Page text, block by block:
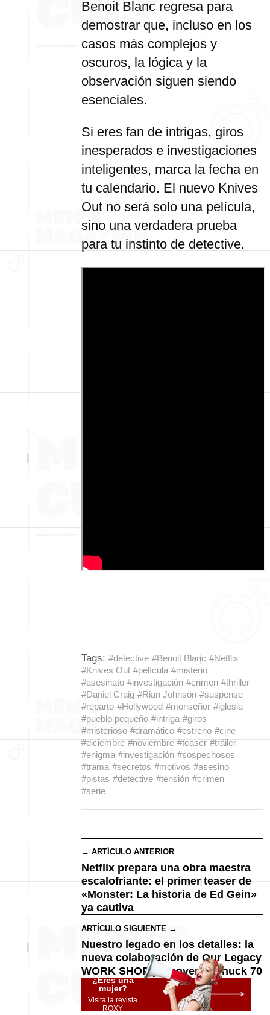
Benoit Blanc regresa para
demostrar que, incluso en los
casos más complejos y
oscuros, la lógica y la
observación siguen siendo
esenciales.
Si eres fan de intrigas, giros
inesperados e investigaciones
inteligentes, marca la fecha en
tu calendario. El nuevo Knives
Out no será solo una película,
sino una verdadera prueba
para tu instinto de detective.
Tags: #detective #Benoit Blanc #Netflix
#Knives Out #película #misterio
#asesinato #investigación #crimen #thriller
#Daniel Craig #Rian Johnson #suspense
#reparto #Hollywood #monseñor #iglesia
#pueblo pequeño #intriga #giros
#misterioso #dramático #estreno #cine
#diciembre #noviembre #teaser #tráiler
#enigma #investigación #sospechosos
#trama #secretos #motivos #asesino
#pistas #detective #tensión #crimen
#serie
← ARTÍCULO ANTERIOR
Netflix prepara una obra maestra
escalofriante: el primer teaser de
«Monster: La historia de Ed Gein»
ya cautiva
ARTÍCULO SIGUIENTE →
Nuestro legado en los detalles: la
nueva colaboración de Our Legacy
WORK SHOP y Converse Chuck 70
¿Eres una
mujer?
Visita la revista
ROXY